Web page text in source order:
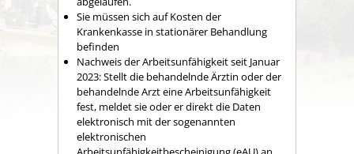
Sie müssen sich auf Kosten der
Krankenkasse in stationärer Behandlung
befinden
Nachweis der Arbeitsunfähigkeit seit Januar
2023: Stellt die behandelnde Ärztin oder der
behandelnde Arzt eine Arbeitsunfähigkeit
fest, meldet sie oder er direkt die Daten
elektronisch mit der sogenannten
elektronischen